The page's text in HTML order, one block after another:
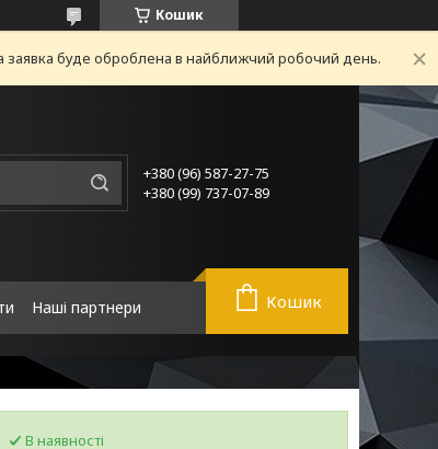
Кошик
заявка буде оброблена в найближчий робочий день.
+380 (96) 587-27-75
+380 (99) 737-07-89
Наші партнери Кошик
В наявності